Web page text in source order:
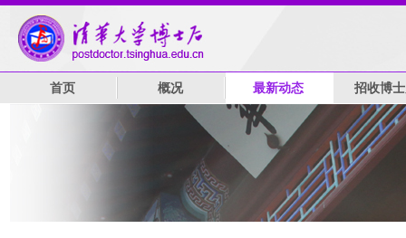
首页 概况 最新动态 招收博